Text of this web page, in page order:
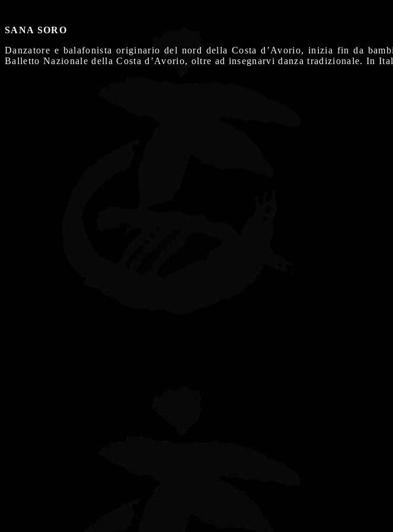
SANA SORO
Danzatore e balafonista originario del nord della Costa d’Avorio, inizia fin da
Balletto Nazionale della Costa d’Avorio, oltre ad insegnarvi danza tradizionale. In